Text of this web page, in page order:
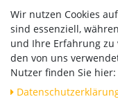
Wir nutzen Cookies
sind essenziell,
und Ihre Erfahrung
den von uns
Nutzer finden Sie hier:
Widerrufsrecht
Vertrag widerrufen
Versand